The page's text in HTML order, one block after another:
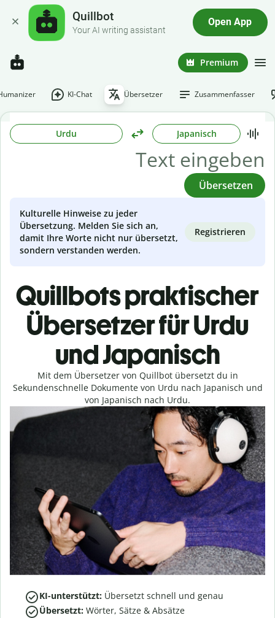
Quillbot
Your AI writing assistant
Open App
Premium
KI-Chat Übersetzer Zusammenfasser
Urdu Japanisch
Übersetzen
Kulturelle Hinweise zu jeder
Übersetzung. Melden Sie sich an,
damit Ihre Worte nicht nur übersetzt,
sondern verstanden werden.
Registrieren
Quillbots praktischer
Übersetzer für Urdu
und Japanisch
Mit dem Übersetzer von Quillbot übersetzt du in
Sekundenschnelle Dokumente von Urdu nach Japanisch und
von Japanisch nach Urdu.
KI-unterstützt: Übersetzt schnell und genau
Übersetzt: Wörter, Sätze & Absätze